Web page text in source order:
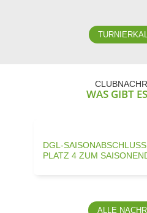
WAS GIBT
DGL-
PLATZ 4 ZUM
Am vergangenen Sonntag
ALLE